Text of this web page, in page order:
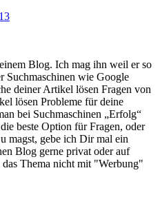
Blog. Ich mag ihn weil er so
Suchmaschinen wie Google
deiner Artikel lösen Fragen von
lösen Probleme für deine
bei Suchmaschinen „Erfolg“
beste Option für Fragen, oder
magst, gebe ich Dir mal ein
Blog gerne privat oder auf
Thema nicht mit "Werbung"